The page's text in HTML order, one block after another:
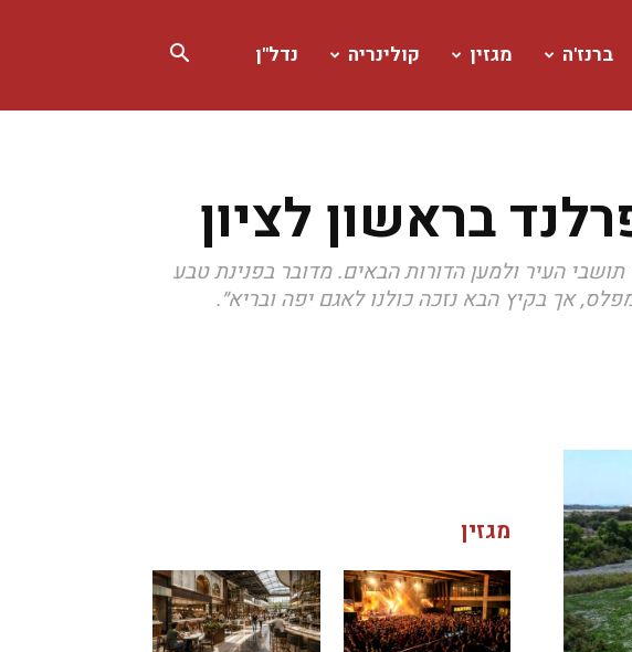
ברנז'ה מגזין קולינריה נדל"ן
בראשון לציון
העיר ולמען הדורות הבאים. מדובר בפנינת טבע
אך בקיץ הבא נזכה כולנו לאגם יפה ובריא״.
מגזין